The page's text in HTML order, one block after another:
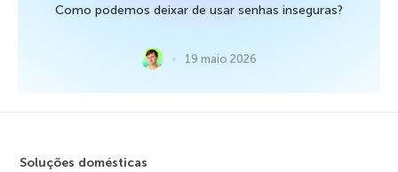
Como podemos deixar de usar senhas inseguras?
19 maio 2026
Soluções domésticas